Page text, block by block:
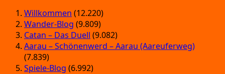
Willkommen (12.220)
Wander-Blog (9.809)
Catan – Das Duell (9.082)
Aarau – Schönenwerd – Aarau (Aareuferweg)
(7.839)
Spiele-Blog (6.992)